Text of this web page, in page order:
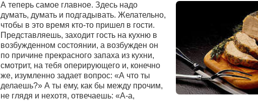
А теперь самое главное. Здесь надо
думать, думать и подгадывать. Желательно,
чтобы в это время кто-то пришел в гости.
Представляешь, заходит гость на кухню в
возбужденном состоянии, а возбужден он
по причине прекрасного запаха из кухни,
смотрит, на тебя оперирующего и, конечно
же, изумленно задает вопрос: «А что ты
делаешь?» А ты ему, как бы между прочим,
не глядя и нехотя, отвечаешь: «А-а,